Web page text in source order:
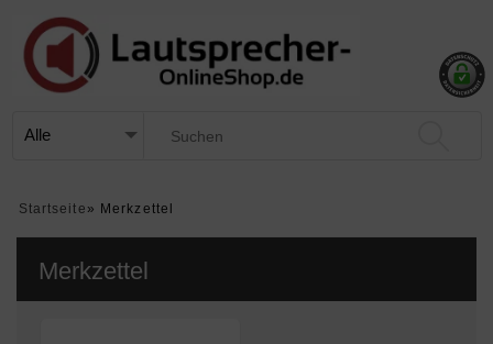
Startseite » Merkzettel
Merkzettel